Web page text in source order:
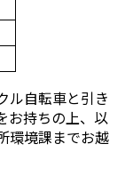
ル自転車と引き
お持ちの上、以
環境課までお越